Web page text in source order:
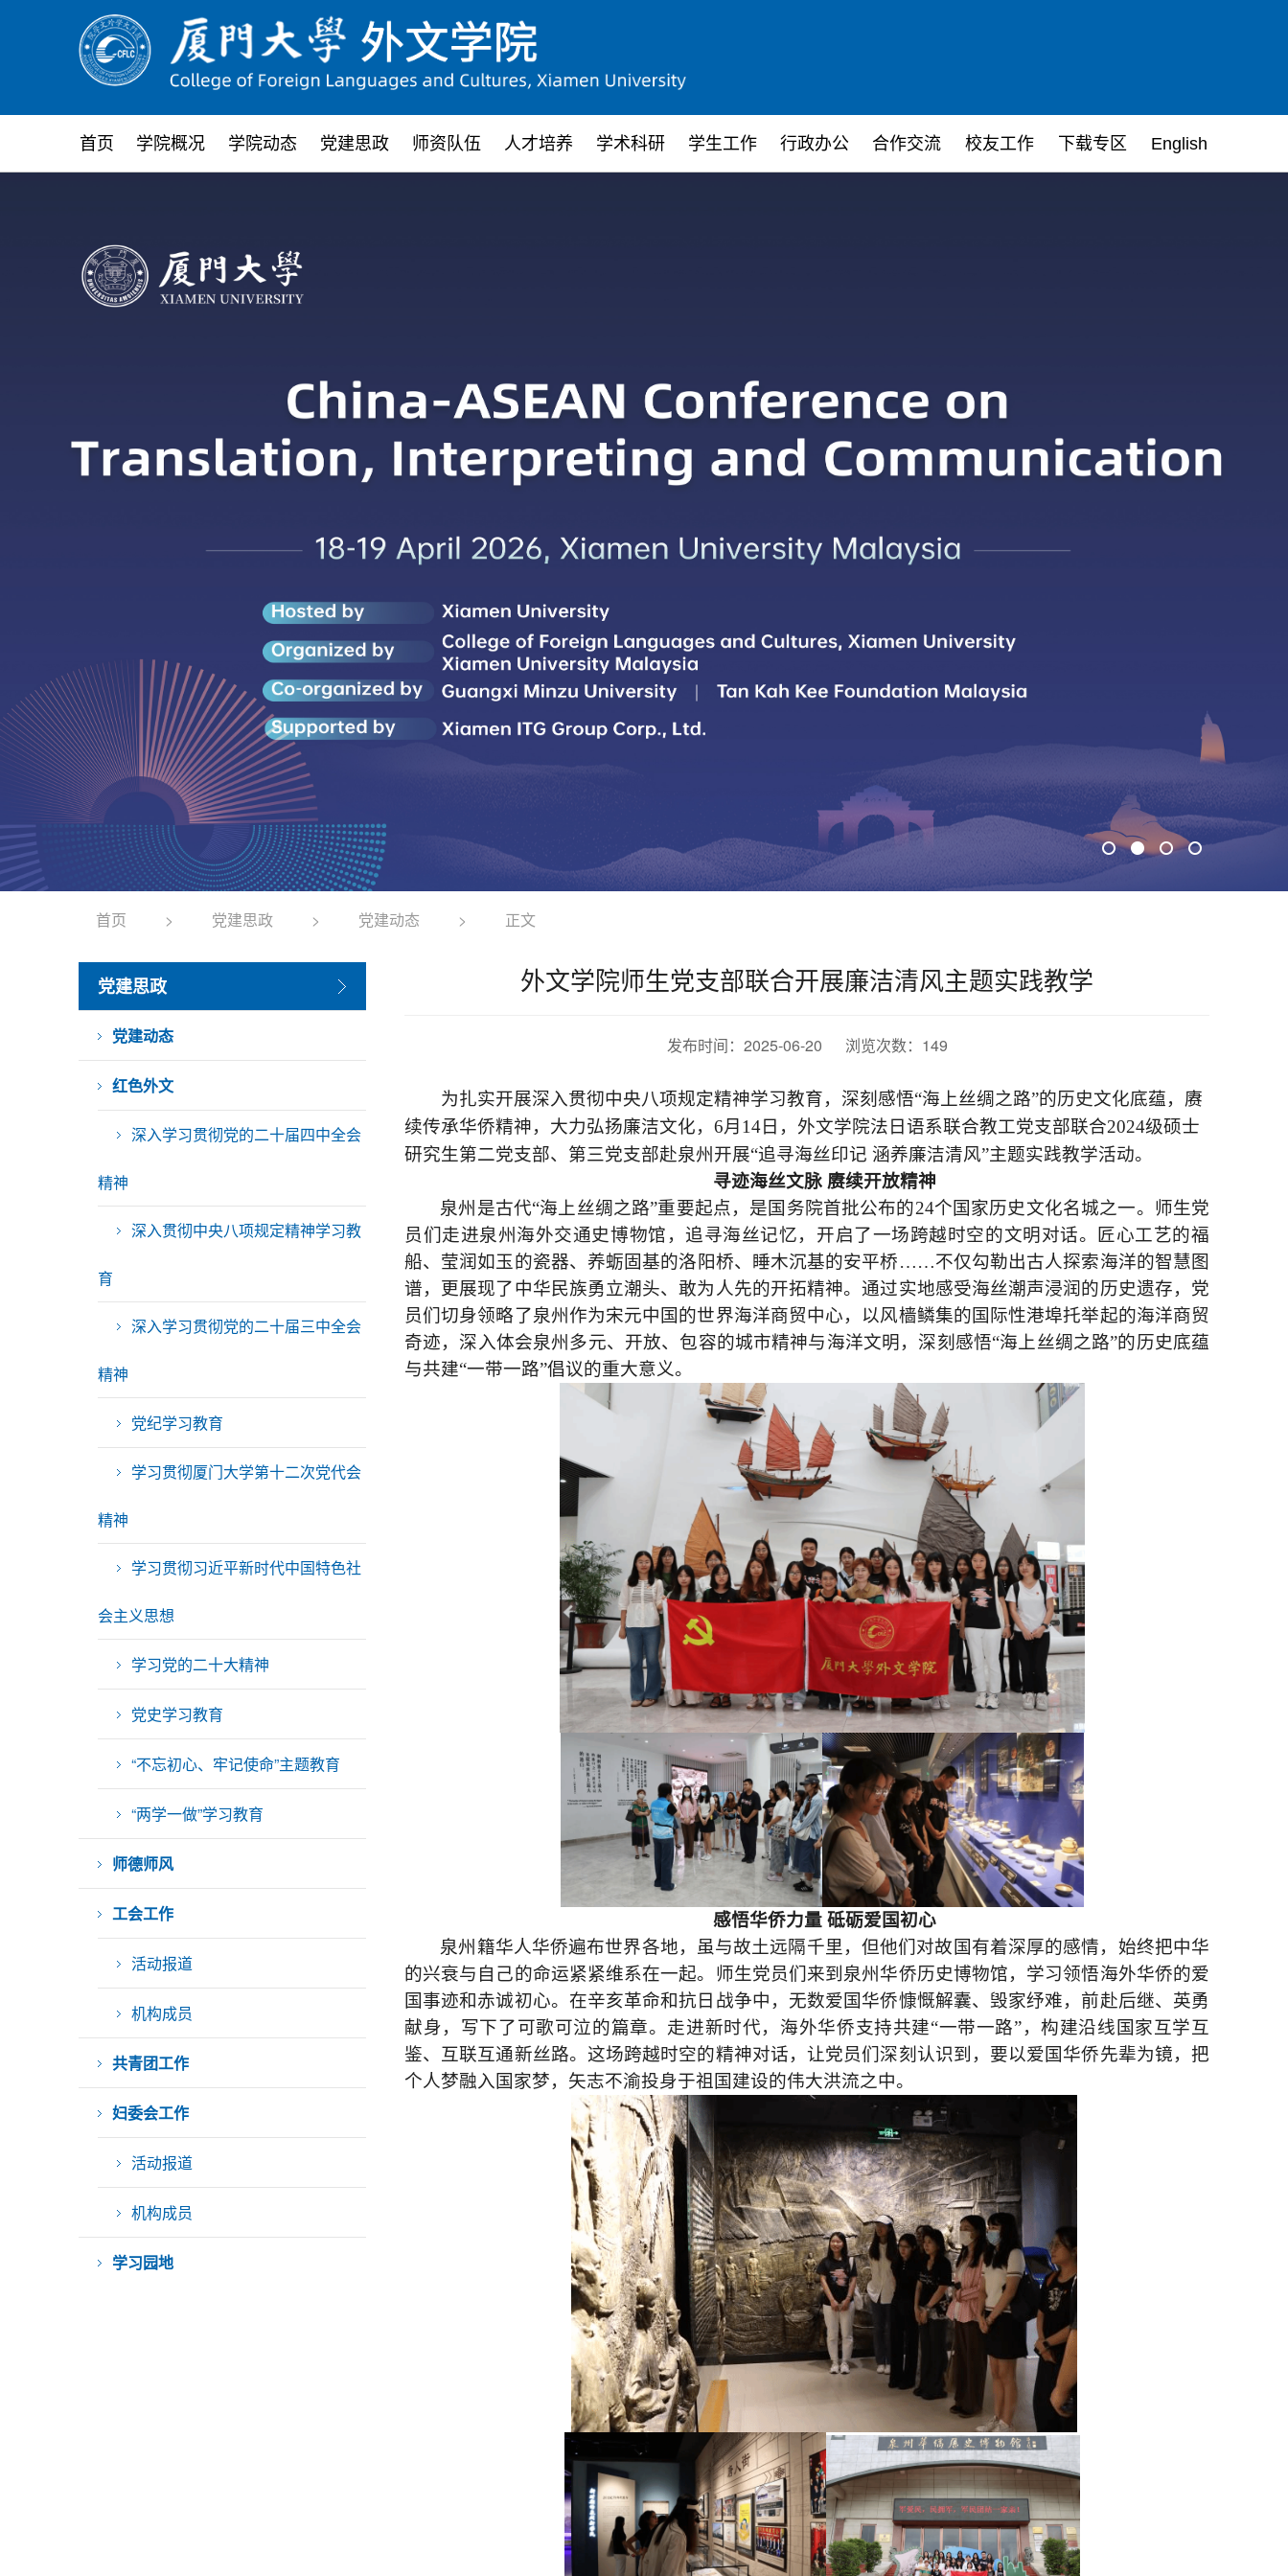
首页 学院概况 学院动态 党建思政 师资队伍 人才培养 学术科研 学生工作 行政办公 合作交流 校友工作 下载专区 English
首页 > 党建思政 > 党建动态 > 正文
党建思政
党建动态
红色外文
深入学习贯彻党的二十届四中全会
精神
深入贯彻中央八项规定精神学习教
育
深入学习贯彻党的二十届三中全会
精神
党纪学习教育
学习贯彻厦门大学第十二次党代会
精神
学习贯彻习近平新时代中国特色社
会主义思想
学习党的二十大精神
党史学习教育
“不忘初心、牢记使命”主题教育
“两学一做”学习教育
师德师风
工会工作
活动报道
机构成员
共青团工作
妇委会工作
活动报道
机构成员
学习园地
外文学院师生党支部联合开展廉洁清风主题实践教学
发布时间：2025-06-20 浏览次数： 149
为扎实开展深入贯彻中央八项规定精神学习教育，深刻感悟“海上丝绸之路”的历史文化底蕴，赓
续传承华侨精神，大力弘扬廉洁文化，6月14日，外文学院法日语系联合教工党支部联合2024级硕士
研究生第二党支部、第三党支部赴泉州开展“追寻海丝印记 涵养廉洁清风”主题实践教学活动。
寻迹海丝文脉 赓续开放精神
泉州是古代“海上丝绸之路”重要起点，是国务院首批公布的24个国家历史文化名城之一。师生党
员们走进泉州海外交通史博物馆，追寻海丝记忆，开启了一场跨越时空的文明对话。匠心工艺的福
船、莹润如玉的瓷器、养蛎固基的洛阳桥、睡木沉基的安平桥……不仅勾勒出古人探索海洋的智慧图
谱，更展现了中华民族勇立潮头、敢为人先的开拓精神。通过实地感受海丝潮声浸润的历史遗存，党
员们切身领略了泉州作为宋元中国的世界海洋商贸中心，以风樯鳞集的国际性港埠托举起的海洋商贸
奇迹，深入体会泉州多元、开放、包容的城市精神与海洋文明，深刻感悟“海上丝绸之路”的历史底蕴
与共建“一带一路”倡议的重大意义。
感悟华侨力量 砥砺爱国初心
泉州籍华人华侨遍布世界各地，虽与故土远隔千里，但他们对故国有着深厚的感情，始终把中华
的兴衰与自己的命运紧紧维系在一起。师生党员们来到泉州华侨历史博物馆，学习领悟海外华侨的爱
国事迹和赤诚初心。在辛亥革命和抗日战争中，无数爱国华侨慷慨解囊、毁家纾难，前赴后继、英勇
献身，写下了可歌可泣的篇章。走进新时代，海外华侨支持共建“一带一路”，构建沿线国家互学互
鉴、互联互通新丝路。这场跨越时空的精神对话，让党员们深刻认识到，要以爱国华侨先辈为镜，把
个人梦融入国家梦，矢志不渝投身于祖国建设的伟大洪流之中。